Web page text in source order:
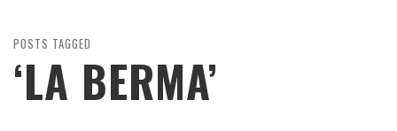
POSTS TAGGED
‘LA BERMA’